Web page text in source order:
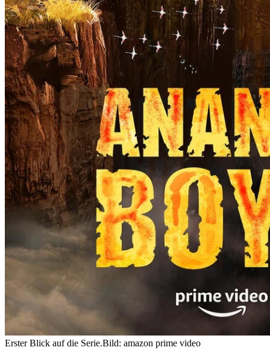
Erster Blick auf die Serie.Bild: amazon prime video